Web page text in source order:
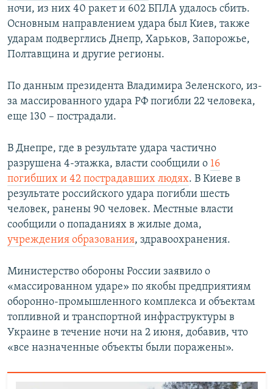
ночи, из них 40 ракет и 602 БПЛА удалось сбить.
Основным направлением удара был Киев, также
ударам подверглись Днепр, Харьков, Запорожье,
Полтавщина и другие регионы.
По данным президента Владимира Зеленского, из-
за массированного удара РФ погибли 22 человека,
еще 130 – пострадали.
В Днепре, где в результате удара частично
разрушена 4-этажка, власти сообщили о 16
погибших и 42 пострадавших людях. В Киеве в
результате российского удара погибли шесть
человек, ранены 90 человек. Местные власти
сообщили о попаданиях в жилые дома,
учреждения образования, здравоохранения.
Министерство обороны России заявило о
«массированном ударе» по якобы предприятиям
оборонно-промышленного комплекса и объектам
топливной и транспортной инфраструктуры в
Украине в течение ночи на 2 июня, добавив, что
«все назначенные объекты были поражены».